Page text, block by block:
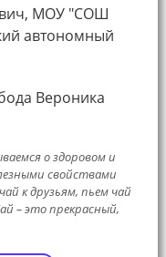
МОУ "СОШ
автономный
Вероника
о здоровом и
свойствами
к друзьям, пьем чай
– это прекрасный,